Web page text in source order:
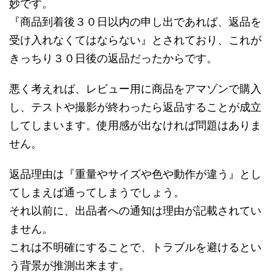
妙です。
『商品到着後３０日以内の申し出であれば、返品を
受け入れなくてはならない』とされており、これが
きっちり３０日後の返品だったからです。
悪く考えれば、レビュー用に商品をアマゾンで購入
し、テストや撮影が終わったら返品することが成立
してしまいます。使用感が出なければ問題はありま
せん。
返品理由は『重量やサイズや色や動作が違う』とし
てしまえば通ってしまうでしょう。
それ以前に、出品者への通知は理由が記載されてい
ません。
これは不明確にすることで、トラブルを避けるとい
う背景が推測出来ます。